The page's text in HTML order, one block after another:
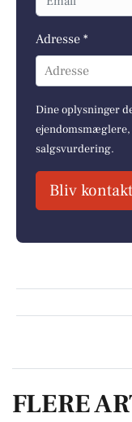
Adresse *
Adresse
Dine oplysninger
ejendomsmæglere,
salgsvurdering.
Bliv
FLERE